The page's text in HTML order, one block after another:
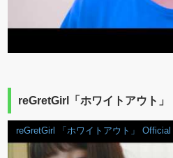
reGretGirl「ホワイトアウト」
reGretGirl 「ホワイトアウト」